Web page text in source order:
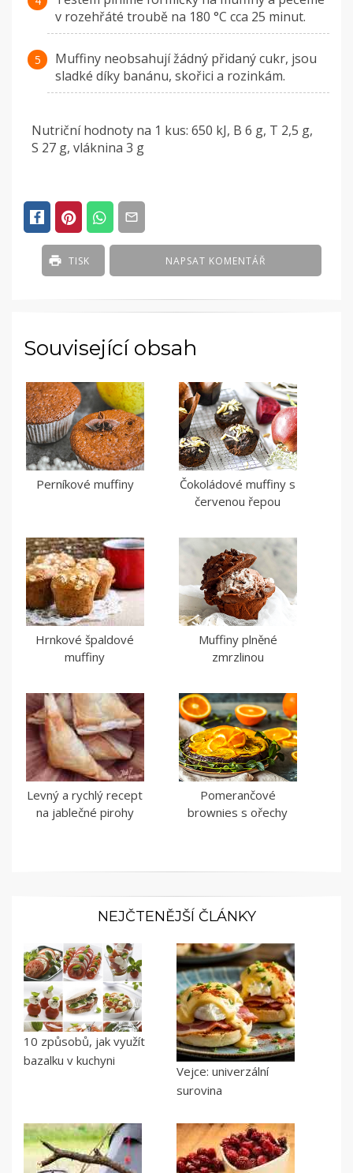
v rozehřáté troubě na 180 °C cca 25 minut.
Muffiny neobsahují žádný přidaný cukr, jsou
sladké díky banánu, skořici a rozinkám.
Nutriční hodnoty na 1 kus: 650 kJ, B 6 g, T 2,5 g,
S 27 g, vláknina 3 g
NAPSAT KOMENTÁŘ
TISK
Související obsah
Perníkové muffiny
Čokoládové muffiny s
červenou řepou
Hrnkové špaldové
muffiny
Muffiny plněné
zmrzlinou
Levný a rychlý recept
na jablečné pirohy
Pomerančové
brownies s ořechy
NEJČTENĚJŠÍ ČLÁNKY
10 způsobů, jak využít
bazalku v kuchyni
Vejce: univerzální
surovina